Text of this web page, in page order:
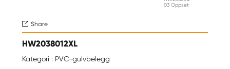
 Share
HW2038012XL
Kategori : PVC-gulvbelegg